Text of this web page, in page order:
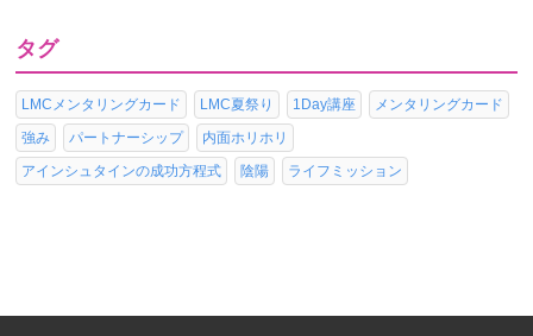
タグ
LMCメンタリングカード LMC夏祭り 1Day講座
メンタリングカード
強み
パートナーシップ
内面ホリホリ
アインシュタインの成功方程式
陰陽 ライフミッション